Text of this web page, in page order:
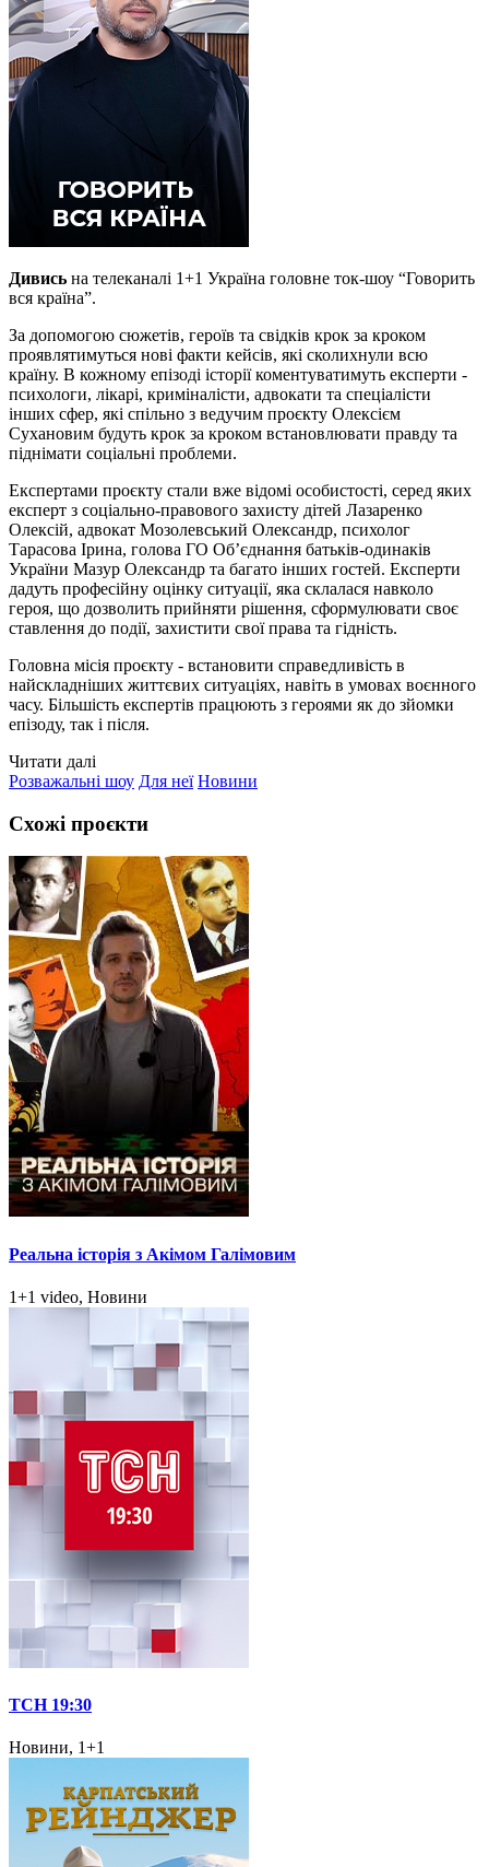
Дивись на телеканалі 1+1 Україна головне ток-шоу “Говорить
вся країна”.
За допомогою сюжетів, героїв та свідків крок за кроком
проявлятимуться нові факти кейсів, які сколихнули всю
країну. В кожному епізоді історії коментуватимуть експерти -
психологи, лікарі, криміналісти, адвокати та спеціалісти
інших сфер, які спільно з ведучим проєкту Олексієм
Сухановим будуть крок за кроком встановлювати правду та
піднімати соціальні проблеми.
Експертами проєкту стали вже відомі особистості, серед яких
експерт з соціально-правового захисту дітей Лазаренко
Олексій, адвокат Мозолевський Олександр, психолог
Тарасова Ірина, голова ГО Об’єднання батьків-одинаків
України Мазур Олександр та багато інших гостей. Експерти
дадуть професійну оцінку ситуації, яка склалася навколо
героя, що дозволить прийняти рішення, сформулювати своє
ставлення до події, захистити свої права та гідність.
Головна місія проєкту - встановити справедливість в
найскладніших життєвих ситуаціях, навіть в умовах воєнного
часу. Більшість експертів працюють з героями як до зйомки
епізоду, так і після.
Читати далі
Розважальні шоу Для неї Новини
Схожі проєкти
Реальна історія з Акімом Галімовим
1+1 video, Новини
ТСН 19:30
Новини, 1+1